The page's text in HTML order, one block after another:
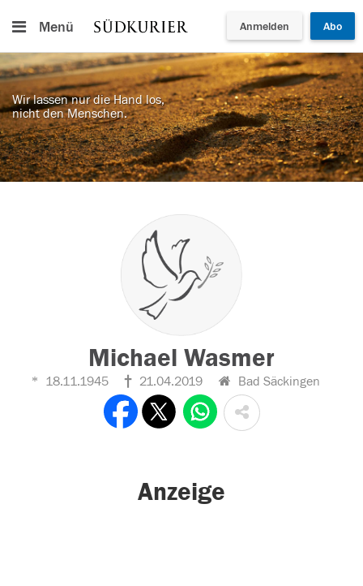
Menü Anmelden Abo
Wir lassen nur die Hand los,
nicht den Menschen.
Michael Wasmer
18.11.1945 21.04.2019 Bad Säckingen
Anzeige